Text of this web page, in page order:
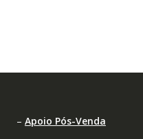
– Apoio Pós-Venda